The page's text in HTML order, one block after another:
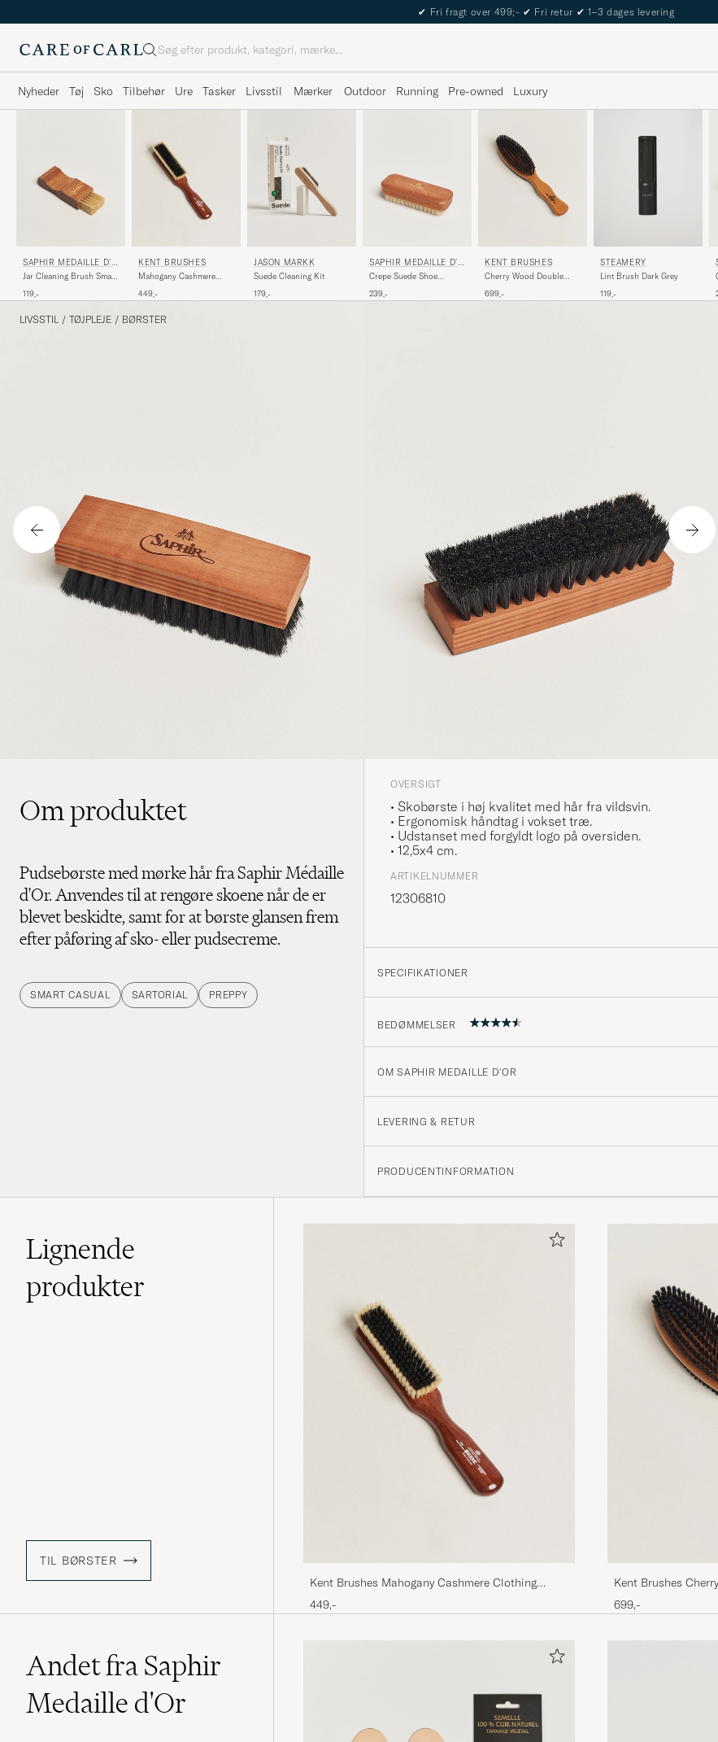
✔ Fri fragt over 499;- ✔ Fri retur ✔ 1–3 dages levering
Søg
Nyheder Tøj Sko Tilbehør Ure Tasker Livsstil Mærker Outdoor Running Pre-owned Luxury
SAPHIR MEDAILLE D'O
R
Jar Cleaning Brush Small
119,-
KENT BRUSHES
Mahogany Cashmere
449,-
JASON MARKK
Suede Cleaning Kit
179,-
SAPHIR MEDAILLE D'O
R
Crepe Suede Shoe
Wood
239,-
KENT BRUSHES
Cherry Wood Double
699,-
STEAMERY
Lint Brush Dark Grey
119,-
LIVSSTIL / TØJPLEJE / BØRSTER
Om produktet
Pudsebørste med mørke hår fra Saphir Médaille
d'Or. Anvendes til at rengøre skoene når de er
blevet beskidte, samt for at børste glansen frem
efter påføring af sko- eller pudsecreme.
SMART CASUAL SARTORIAL PREPPY
OVERSIGT
• Skobørste i høj kvalitet med hår fra vildsvin.
• Ergonomisk håndtag i vokset træ.
• Udstanset med forgyldt logo på oversiden.
• 12,5x4 cm.
ARTIKELNUMMER
12306810
SPECIFIKATIONER
BEDØMMELSER
OM SAPHIR MEDAILLE D'OR
LEVERING & RETUR
PRODUCENTINFORMATION
Lignende
produkter
TIL BØRSTER
Kent Brushes Mahogany Cashmere Clothing
Brush
449,-
Kent Brushes
Brush
699,-
Andet fra Saphir
Medaille d'Or